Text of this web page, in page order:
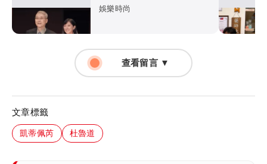
福，爸爸也很快樂吧」
娛樂時尚
查看留言 ▼
文章標籤
凱蒂佩芮 杜魯道